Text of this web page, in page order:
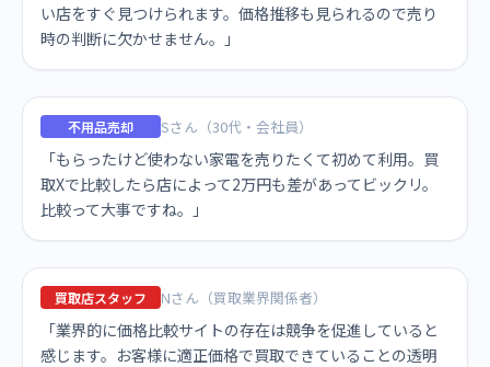
い店をすぐ見つけられます。価格推移も見られるので売り
時の判断に欠かせません。」
不用品売却 Sさん（30代・会社員）
「もらったけど使わない家電を売りたくて初めて利用。買
取Xで比較したら店によって2万円も差があってビックリ。
比較って大事ですね。」
買取店スタッフ Nさん（買取業界関係者）
「業界的に価格比較サイトの存在は競争を促進していると
感じます。お客様に適正価格で買取できていることの透明